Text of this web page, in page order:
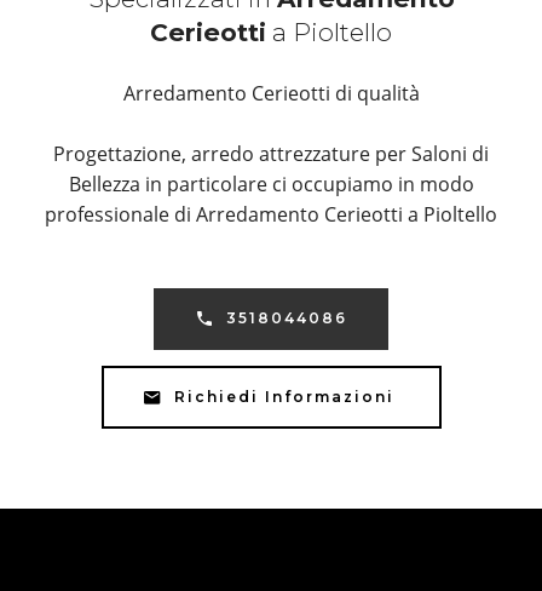
Cerieotti a Pioltello
Arredamento Cerieotti di qualità
Progettazione, arredo attrezzature per Saloni di
Bellezza in particolare ci occupiamo in modo
professionale di Arredamento Cerieotti a Pioltello
3518044086
Richiedi Informazioni